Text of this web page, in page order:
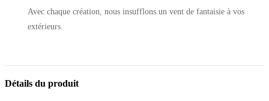
Avec chaque création, nous insufflons un vent de fantaisie à vos
extérieurs.
Détails du produit